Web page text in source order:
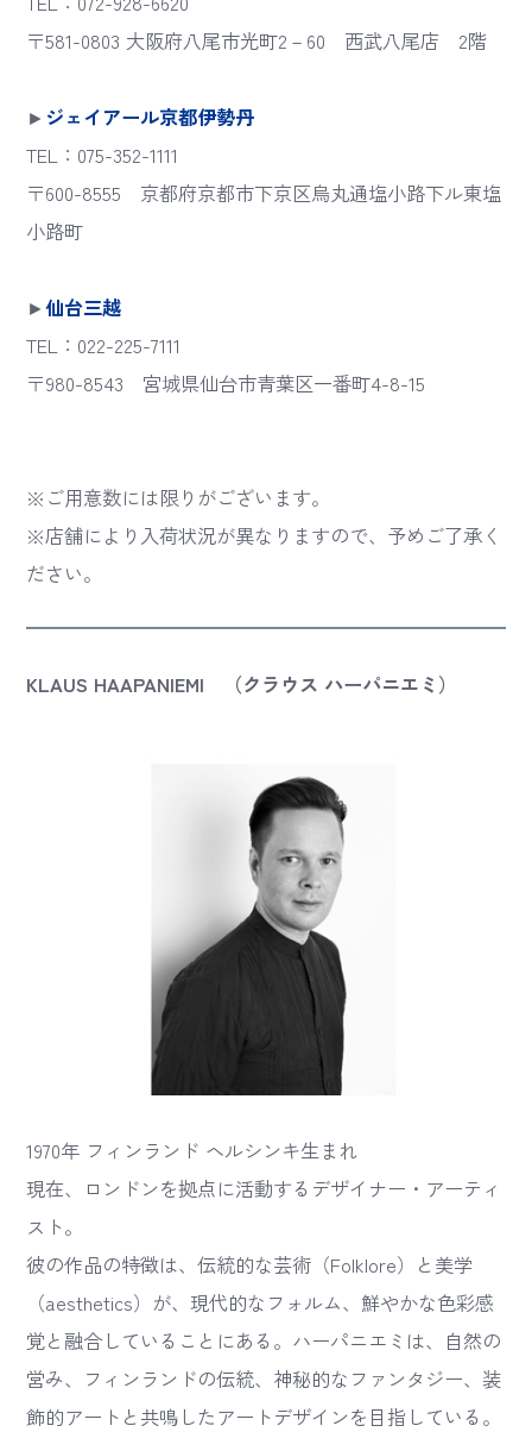
〒581-0803 大阪府八尾市光町2－60 西武八尾店 2階
► ジェイアール京都伊勢丹
TEL：075-352-1111
〒600-8555 京都府京都市下京区烏丸通塩小路下ル東塩
小路町
►仙台三越
TEL：022-225-7111
〒980-8543 宮城県仙台市青葉区一番町4-8-15
※ご用意数には限りがございます。
※店舗により入荷状況が異なりますので、予めご了承く
ださい。
KLAUS HAAPANIEMI （クラウス ハーパニエミ）
1970年 フィンランド ヘルシンキ生まれ
現在、ロンドンを拠点に活動するデザイナー・アーティ
スト。
彼の作品の特徴は、伝統的な芸術（Folklore）と美学
（aesthetics）が、現代的なフォルム、鮮やかな色彩感
覚と融合していることにある。ハーパニエミは、自然の
営み、フィンランドの伝統、神秘的なファンタジー、装
飾的アートと共鳴したアートデザインを目指している。